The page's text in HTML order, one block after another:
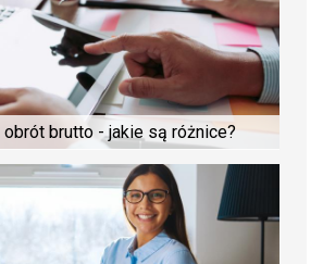
obrót brutto - jakie są różnice?